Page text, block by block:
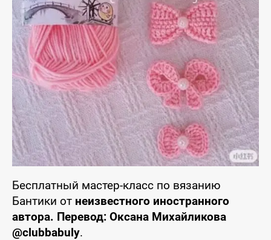
Бесплатный мастер-класс по вязанию
Бантики от неизвестного иностранного
автора. Перевод: Оксана Михайликова
@clubbabuly.